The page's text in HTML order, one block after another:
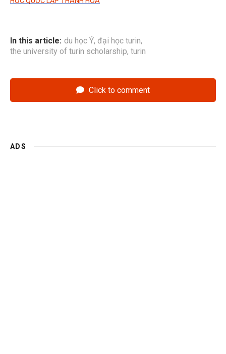
In this article: du học Ý, đại học turin,
the university of turin scholarship, turin
Click to comment
ADS